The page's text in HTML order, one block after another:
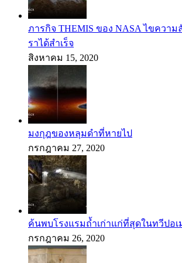
ภารกิจ THEMIS ของ NASA ไขควา
ราได้สำเร็จ
สิงหาคม 15, 2020
มงกุฎของหลุมดำที่หายไป
กรกฎาคม 27, 2020
ค้นพบโรงแรมถ้ำเก่าแก่ที่สุดในทวีปอเ
กรกฎาคม 26, 2020